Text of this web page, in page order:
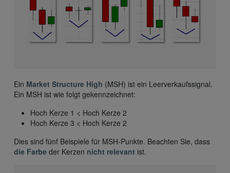
Ein Market Structure High (MSH) ist ein Leerverkaufssignal.
Ein MSH ist wie folgt gekennzeichnet:
Hoch Kerze 1 < Hoch Kerze 2
Hoch Kerze 3 < Hoch Kerze 2
Dies sind fünf Beispiele für MSH-Punkte. Beachten Sie, dass
die Farbe der Kerzen nicht relevant ist.